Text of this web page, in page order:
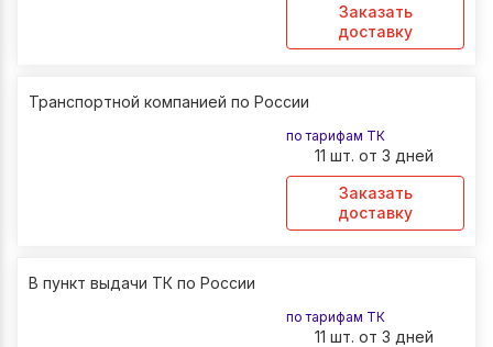
Заказать
доставку
Транспортной компанией по России
по тарифам ТК
11 шт. от 3 дней
Заказать
доставку
В пункт выдачи ТК по России
по тарифам ТК
11 шт. от 3 дней